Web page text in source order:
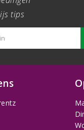
tips